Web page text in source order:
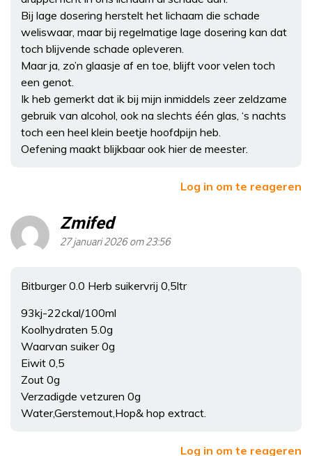
Bij lage dosering herstelt het lichaam die schade
weliswaar, maar bij regelmatige lage dosering kan dat
toch blijvende schade opleveren.
Maar ja, zo’n glaasje af en toe, blijft voor velen toch
een genot.
Ik heb gemerkt dat ik bij mijn inmiddels zeer zeldzame
gebruik van alcohol, ook na slechts één glas, ‘s nachts
toch een heel klein beetje hoofdpijn heb.
Oefening maakt blijkbaar ook hier de meester.
Log in om te reageren
Zmifed
27 januari 2026 om 23:56
Bitburger 0.0 Herb suikervrij 0,5ltr
93kj-22ckal/100ml
Koolhydraten 5.0g
Waarvan suiker 0g
Eiwit 0,5
Zout 0g
Verzadigde vetzuren 0g
Water,Gerstemout,Hop& hop extract.
Log in om te reageren